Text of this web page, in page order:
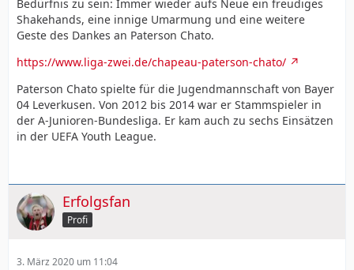
Bedürfnis zu sein: Immer wieder aufs Neue ein freudiges
Shakehands, eine innige Umarmung und eine weitere
Geste des Dankes an Paterson Chato.
https://www.liga-zwei.de/chapeau-paterson-chato/
Paterson Chato spielte für die Jugendmannschaft von Bayer
04 Leverkusen. Von 2012 bis 2014 war er Stammspieler in
der A-Junioren-Bundesliga. Er kam auch zu sechs Einsätzen
in der UEFA Youth League.
Erfolgsfan
Profi
3. März 2020 um 11:04